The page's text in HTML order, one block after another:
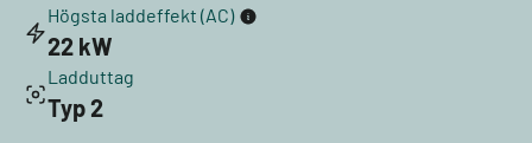
Högsta laddeffekt (AC)
22 kW
Ladduttag
Typ 2